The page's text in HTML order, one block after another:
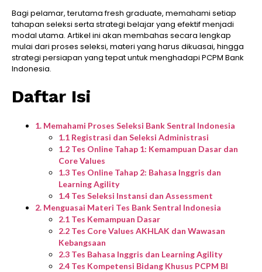
Bagi pelamar, terutama fresh graduate, memahami setiap
tahapan seleksi serta strategi belajar yang efektif menjadi
modal utama. Artikel ini akan membahas secara lengkap
mulai dari proses seleksi, materi yang harus dikuasai, hingga
strategi persiapan yang tepat untuk menghadapi PCPM Bank
Indonesia.
Daftar Isi
1. Memahami Proses Seleksi Bank Sentral Indonesia
1.1 Registrasi dan Seleksi Administrasi
1.2 Tes Online Tahap 1: Kemampuan Dasar dan
Core Values
1.3 Tes Online Tahap 2: Bahasa Inggris dan
Learning Agility
1.4 Tes Seleksi Instansi dan Assessment
2. Menguasai Materi Tes Bank Sentral Indonesia
2.1 Tes Kemampuan Dasar
2.2 Tes Core Values AKHLAK dan Wawasan
Kebangsaan
2.3 Tes Bahasa Inggris dan Learning Agility
2.4 Tes Kompetensi Bidang Khusus PCPM BI